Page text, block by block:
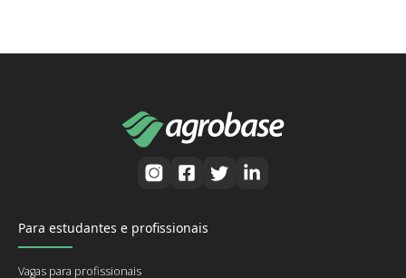
Para estudantes e profissionais
Vagas para profissionais